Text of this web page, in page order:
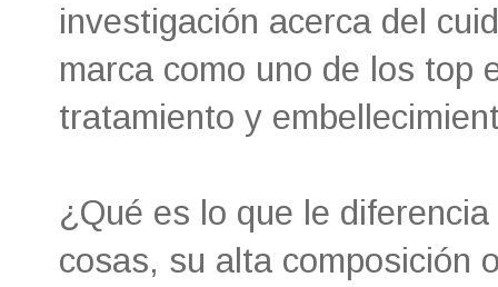
investigación acerca del
marca como uno de los top
tratamiento y
¿Qué es lo que le
cosas, su alta composición